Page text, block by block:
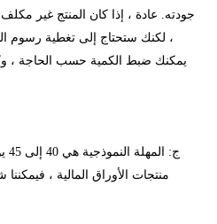
جودته. عادة ، إذا كان المنتج غير
، لكنك ستحتاج إلى تغطية رسوم
يمكنك ضبط الكمية حسب الحاجة ،
ج:
منتجات الأوراق المالية ،